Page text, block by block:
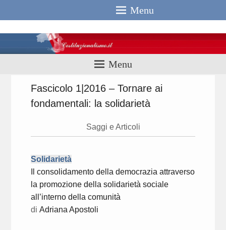
Menu
Menu
Fascicolo 1|2016 – Tornare ai
fondamentali: la solidarietà
Saggi e Articoli
Solidarietà
Il consolidamento della democrazia attraverso
la promozione della solidarietà sociale
all’interno della comunità
di Adriana Apostoli